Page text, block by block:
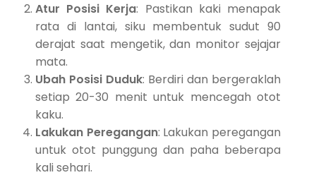
Atur Posisi Kerja: Pastikan kaki menapak
rata di lantai, siku membentuk sudut 90
derajat saat mengetik, dan monitor sejajar
mata.
Ubah Posisi Duduk: Berdiri dan bergeraklah
setiap 20-30 menit untuk mencegah otot
kaku.
Lakukan Peregangan: Lakukan peregangan
untuk otot punggung dan paha beberapa
kali sehari.